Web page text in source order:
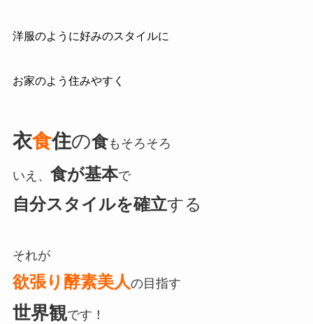
洋服のように好みのスタイルに
お家のよう住みやすく
衣食住の食もそろそろ
いえ、 食が基本で
自分スタイルを確立する
それが
欲張り酵素美人の目指す
世界観です！